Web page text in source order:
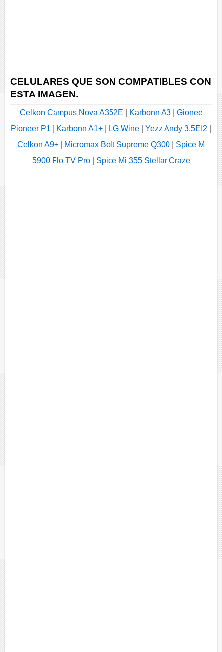
CELULARES QUE SON COMPATIBLES CON
ESTA IMAGEN.
Celkon Campus Nova A352E Karbonn A3| Gionee
Pioneer P1
Karbonn A1+ LG Wine Yezz Andy 3.5EI2
Celkon A9+
Micromax Bolt Supreme Q300
Spice M
5900 Flo TV Pro| Spice Mi 355 Stellar Craze